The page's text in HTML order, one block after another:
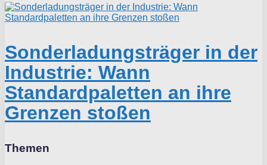
Sonderladungsträger in der
Industrie: Wann
Standardpaletten an ihre
Grenzen stoßen
Themen